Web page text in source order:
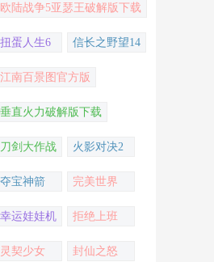
欧陆战争5亚瑟王破解版下载
扭蛋人生6 信长之野望14
江南百景图官方版
垂直火力破解版下载
刀剑大作战 火影对决2
夺宝神箭 完美世界
幸运娃娃机 拒绝上班
灵契少女 封仙之怒